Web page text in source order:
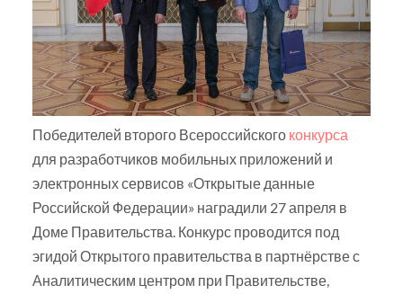
Победителей второго Всероссийского конкурса
для разработчиков мобильных приложений и
электронных сервисов «Открытые данные
Российской Федерации» наградили 27 апреля в
Доме Правительства. Конкурс проводится под
эгидой Открытого правительства в партнёрстве с
Аналитическим центром при Правительстве,